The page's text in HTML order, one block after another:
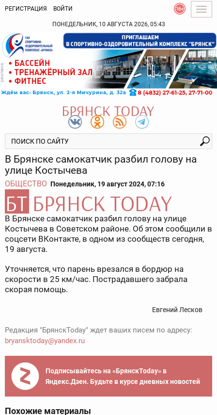
РЕГИСТРАЦИЯ ВОЙТИ
ПОНЕДЕЛЬНИК, 10 АВГУСТА 2026, 05:43
В Брянске самокатчик разбил голову на
улице Костычева
ОБЩЕСТВО Понедельник, 19 август 2024, 07:16
В Брянске самокатчик разбил голову на улице
Костычева в Советском районе. Об этом сообщили в
соцсети ВКонтакте, в одном из сообществ сегодня,
19 августа.
Уточняется, что парень врезался в бордюр на
скорости в 25 км/час. Пострадавшего забрала
скорая помощь.
Евгений Лесков
Редакция "БрянскToday" ждет ваших писем по адресу:
bryansktoday@yandex.ru
Подписывайтесь на «БрянскToday» в
Яндекс.Дзен. Будьте в курсе дневных новостей
Похожие материалы